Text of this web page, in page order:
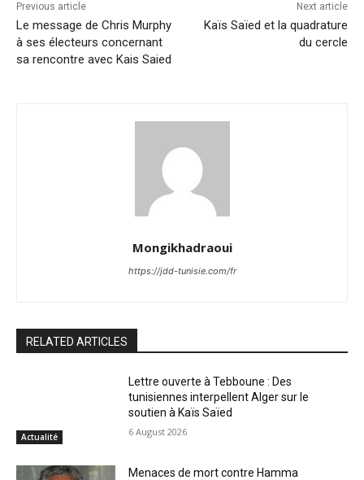
Previous article
Le message de Chris Murphy
à ses électeurs concernant
sa rencontre avec Kais Saied
Next article
Kaïs Saïed et la quadrature
du cercle
Mongikhadraoui
https://jdd-tunisie.com/fr
RELATED ARTICLES
Actualité
Lettre ouverte à Tebboune : Des
tunisiennes interpellent Alger sur le
soutien à Kaïs Saïed
6 August 2026
Menaces de mort contre Hamma